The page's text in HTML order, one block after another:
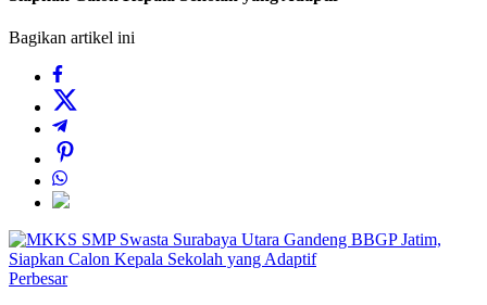
Bagikan artikel ini
Perbesar